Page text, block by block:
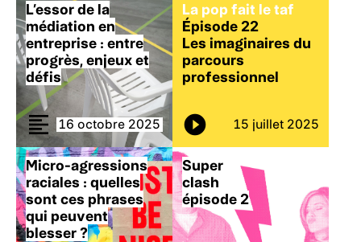
L’essor de la
médiation en
entreprise : entre
progrès, enjeux et
défis
16 octobre 2025
La pop fait le taf
Épisode 22
Les imaginaires du
parcours
professionnel
15 juillet 2025
Micro-agressions
raciales : quelles
sont ces phrases
qui peuvent
blesser ?
Super
clash
épisode 2